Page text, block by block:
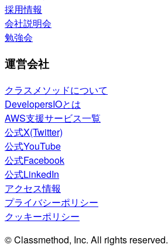
採用情報
会社説明会
勉強会
運営会社
クラスメソッドについて
DevelopersIOとは
AWS支援サービス一覧
公式X(Twitter)
公式YouTube
公式Facebook
公式LinkedIn
アクセス情報
プライバシーポリシー
クッキーポリシー
© Classmethod, Inc. All rights reserved.